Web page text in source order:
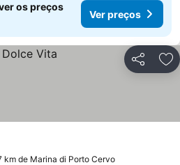
os preços
Ver preços
Partilhar
km de Marina di Porto Cervo